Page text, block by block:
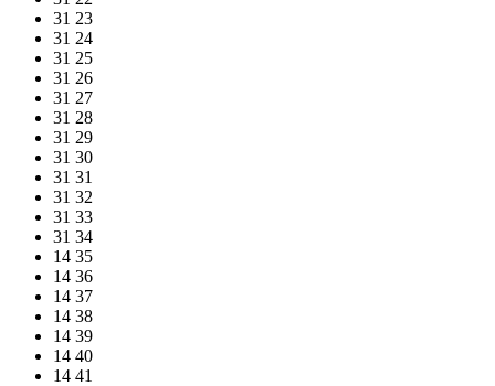
31 23
31 24
31 25
31 26
31 27
31 28
31 29
31 30
31 31
31 32
31 33
31 34
14 35
14 36
14 37
14 38
14 39
14 40
14 41